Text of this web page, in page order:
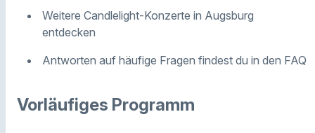
Weitere Candlelight-Konzerte in Augsburg
entdecken
Antworten auf häufige Fragen findest du in den FAQ
Vorläufiges Programm